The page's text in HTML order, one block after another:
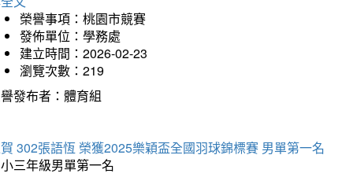
榮譽事項：桃園市競賽
發佈單位：學務處
建立時間：2026-02-23
瀏覽次數：219
發布者：體育組
302張語恆 榮獲2025樂穎盃全國羽球錦標賽 男單第一名
三年級男單第一名